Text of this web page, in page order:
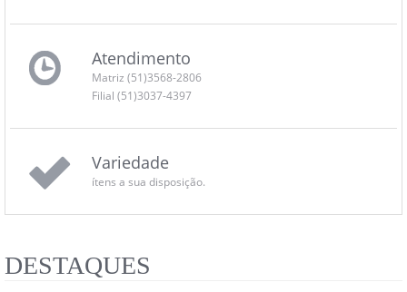
Atendimento
Matriz (51)3568-2806
Filial (51)3037-4397
Variedade
ítens a sua disposição.
DESTAQUES